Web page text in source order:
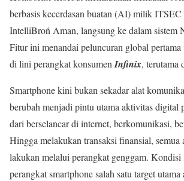
berbasis kecerdasan buatan (AI) milik
IntelliBroń Aman, langsung ke dalam sistem
Fitur ini menandai peluncuran global
di lini perangkat konsumen Infinix, terutama
Smartphone kini bukan sekadar alat
berubah menjadi pintu utama aktivitas digital
dari berselancar di internet, berkomunikasi,
Hingga melakukan transaksi finansial, semua
lakukan melalui perangkat genggam.
perangkat smartphone salah satu target utama